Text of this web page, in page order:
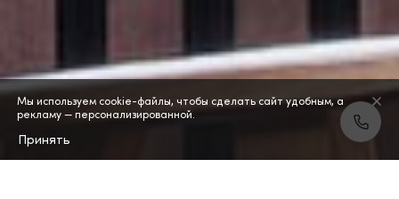
Мы используем cookie-файлы, чтобы сделать сайт удобным, а
рекламу — персонализированной.
Принять